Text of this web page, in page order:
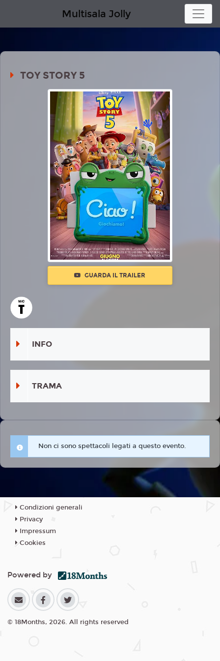
Multisala Jolly
TOY STORY 5
GUARDA IL TRAILER
INFO
TRAMA
Non ci sono spettacoli legati a questo evento.
Condizioni generali
Privacy
Impressum
Cookies
Powered by
© 18Months, 2026. All rights reserved